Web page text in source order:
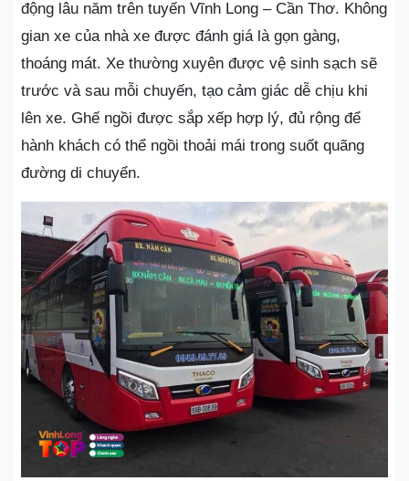
động lâu năm trên tuyến Vĩnh Long – Cần Thơ. Không
gian xe của nhà xe được đánh giá là gọn gàng,
thoáng mát. Xe thường xuyên được vệ sinh sạch sẽ
trước và sau mỗi chuyến, tạo cảm giác dễ chịu khi
lên xe. Ghế ngồi được sắp xếp hợp lý, đủ rộng để
hành khách có thể ngồi thoải mái trong suốt quãng
đường di chuyển.